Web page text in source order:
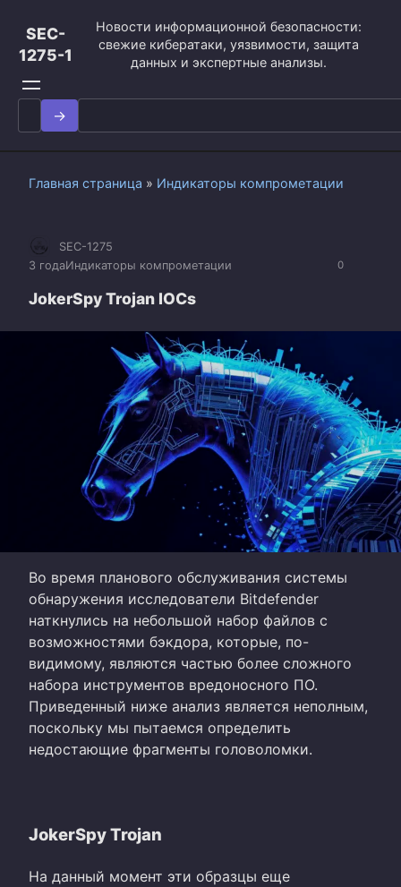
контенту
SEC-
1275-1
Новости информационной безопасности:
свежие кибератаки, уязвимости, защита
данных и экспертные анализы.
Search
for:
Главная страница » Индикаторы компрометации
0
SEC-1275
3 годаИндикаторы компрометации
JokerSpy Trojan IOCs
Во время планового обслуживания системы
обнаружения исследователи Bitdefender
наткнулись на небольшой набор файлов с
возможностями бэкдора, которые, по-
видимому, являются частью более сложного
набора инструментов вредоносного ПО.
Приведенный ниже анализ является неполным,
поскольку мы пытаемся определить
недостающие фрагменты головоломки.
JokerSpy Trojan
На данный момент эти образцы еще